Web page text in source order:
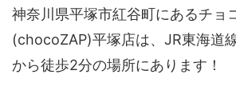
神奈川県平塚市紅谷町にあるチョ
(chocoZAP)平塚店は、JR東海道
から徒歩2分の場所にあります！